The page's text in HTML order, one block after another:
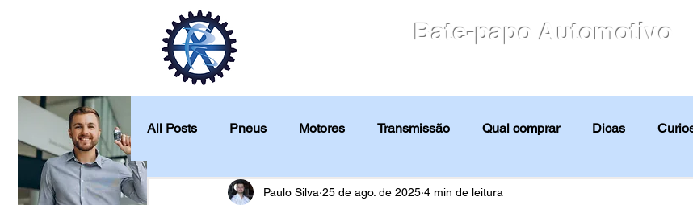
Bate-papo Automotivo
All Posts Pneus Motores Transmissão Qual comprar Dicas
Quanto custa para manter Avaliação Notícias
Paulo Silva 25 de ago. de 2025 4 min de leitura